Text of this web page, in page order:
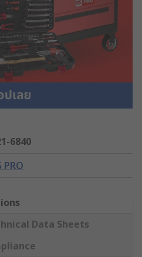
6840
PRO
Data Sheets